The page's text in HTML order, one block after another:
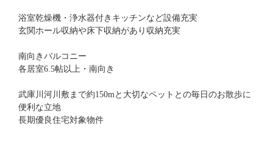
浴室乾燥機・浄水器付きキッチンなど設備充実
玄関ホール収納や床下収納があり収納充実
南向きバルコニー
各居室6.5帖以上・南向き
武庫川河川敷まで約150mと大切なペットとの毎日のお散歩に
便利な立地
長期優良住宅対象物件